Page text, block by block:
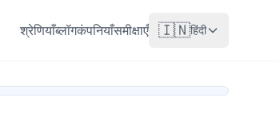
श्रेणियाँब्लॉगकंपनियाँसमीक्षाएँ 🇮🇳हिंदी